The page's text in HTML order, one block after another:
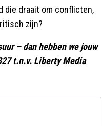
die draait om conflicten,
zijn?
– dan hebben we jouw
t.n.v. Liberty Media